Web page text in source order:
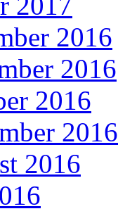
2016
2016
2016
2016
2016